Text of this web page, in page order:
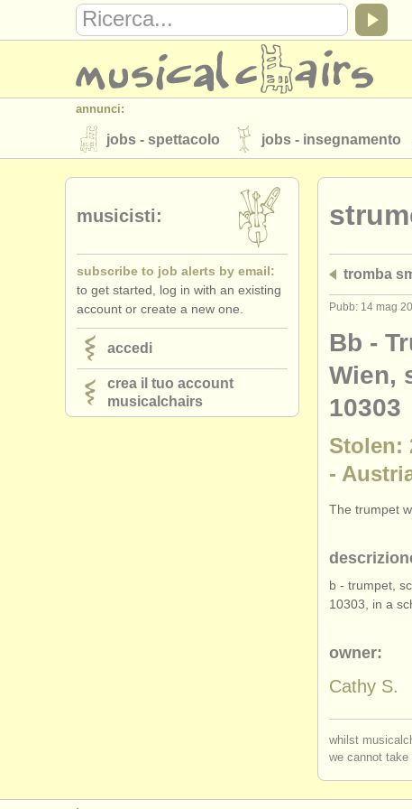
annunci:
jobs - spettacolo jobs - insegnamento
strumenti in vendita strumenti rubati
elenchi:
orchestre e teatri lirici
musicalchairs:
riguardo musicalchairs contattaci
editori:
pubblica con noi find out about our
tromba
Pubb: 14 mag
Bb -
Wien,
10303
Stolen:
-
The trumpet
b - trumpet,
10303, in a
owner:
Cathy S.
whilst
we cannot
musicisti:
subscribe to job alerts by email:
to get started, log in with an existing
account or create a new one.
accedi
crea il tuo account
musicalchairs